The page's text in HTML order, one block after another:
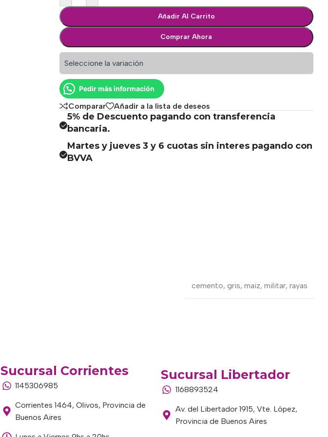
Añadir Al Carrito
Comprar Ahora
Seleccione la variación
Pedir más información
Comparar Añadir a la lista de deseos
5% de Descuento pagando con transferencia
bancaria.
Martes y jueves 3 y 6 cuotas sin interes pagando con
BVVA
cemento, gris, maiz, militar, rayas
Sucursal Corrientes
1145306985
Corrientes 1464, Olivos, Provincia de
Buenos Aires
Sucursal Libertador
1168893524
Av. del Libertador 1915, Vte. López,
Provincia de Buenos Aires